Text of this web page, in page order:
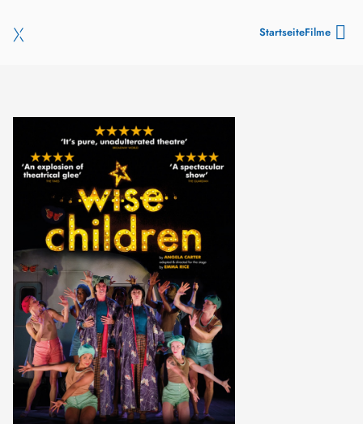
StartseiteFilme